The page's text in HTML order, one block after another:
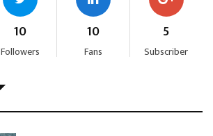
10
Followers
10
Fans
5
Subscriber